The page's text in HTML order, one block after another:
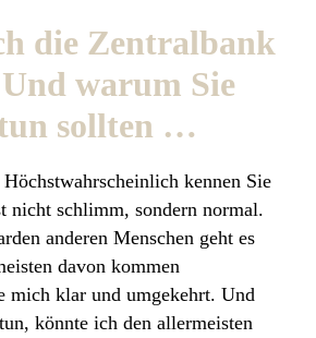
die Zentralbank
warum Sie
sollten …
kennen Sie
nicht schlimm, sondern normal.
anderen Menschen geht es
davon kommen
mich klar und umgekehrt. Und
könnte ich den allermeisten